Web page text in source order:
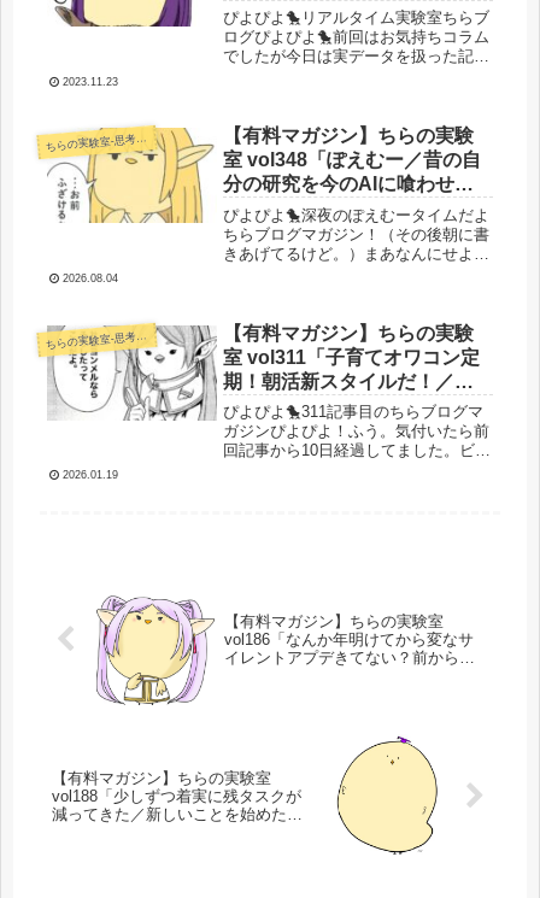
って色々遊んでる」
ぴよぴよ🐤リアルタイム実験室ちらブ
ログぴよぴよ🐤前回はお気持ちコラム
でしたが今日は実データを扱った記事
回のちらブログマガジンはお気持ち記
事...
2023.11.23
ちらの実験室-思考・失敗談・リアルタイム実況等を発信します-
【有料マガジン】ちらの実験
室 vol348「ぽえむー／昔の自
分の研究を今のAIに喰わせて
議論したらアイデンティティ
クライシス／やっぱりネット
起業は楽／ひよこイデアにつ
ぴよぴよ🐤深夜のぽえむータイムだよ
ちらブログマガジン！（その後朝に書
きあげてるけど。）まあなんにせよ濃
ーナーだよ どうなってもAIにギュ
ら...
2026.08.04
ちらの実験室-思考・失敗談・リアルタイム実況等を発信します-
【有料マガジン】ちらの実験
室 vol311「子育てオワコン定
期！朝活新スタイルだ！／
youtubeてんやわんやすったも
んだ／新しい物販事業オラオ
ラ」
ぴよぴよ🐤311記事目のちらブログマ
ガジンぴよぴよ！ふう。気付いたら前
回記事から10日経過してました。ビビ
2026.01.19
【有料マガジン】ちらの実験室
vol186「なんか年明けてから変なサ
イレントアプデきてない？前から？
【有料マガジン】ちらの実験室
vol188「少しずつ着実に残タスクが
減ってきた／新しいことを始めたい